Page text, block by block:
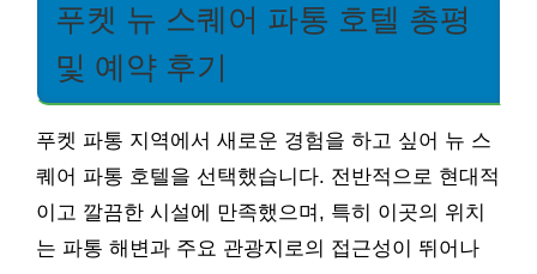
푸켓 뉴 스퀘어 파통 호텔 총평
및 예약 후기
푸켓 파통 지역에서 새로운 경험을 하고 싶어 뉴 스
퀘어 파통 호텔을 선택했습니다. 전반적으로 현대적
이고 깔끔한 시설에 만족했으며, 특히 이곳의 위치
는 파통 해변과 주요 관광지로의 접근성이 뛰어나